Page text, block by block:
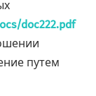
doc222.pdf
путем